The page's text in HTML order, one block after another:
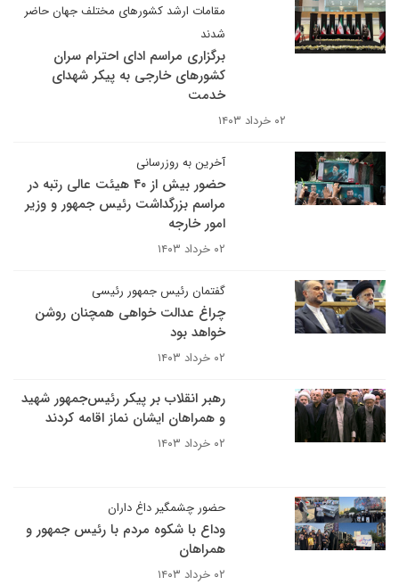
مقامات ارشد کشورهای مختلف جهان حاضر
شدند
برگزاری مراسم ادای احترام سران
کشورهای خارجی به پیکر شهدای
خدمت
۰۲ خرداد ۱۴۰۳
آخرین به روزرسانی
حضور بیش از ۴۰ هیئت عالی رتبه در
مراسم بزرگداشت رئیس جمهور و وزیر
امور خارجه
۰۲ خرداد ۱۴۰۳
گفتمان رئیس جمهور رئیسی
چراغ عدالت خواهی همچنان روشن
خواهد بود
۰۲ خرداد ۱۴۰۳
رهبر انقلاب بر پیکر رئیس‌جمهور شهید
و همراهان ایشان نماز اقامه کردند
۰۲ خرداد ۱۴۰۳
حضور چشمگیر داغ داران
وداع با شکوه مردم با رئیس جمهور و
همراهان
۰۲ خرداد ۱۴۰۳